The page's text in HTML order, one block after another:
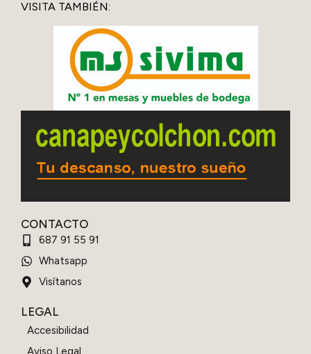
VISITA TAMBIÉN:
CONTACTO
687 91 55 91
Whatsapp
Visítanos
LEGAL
Accesibilidad
Aviso Legal